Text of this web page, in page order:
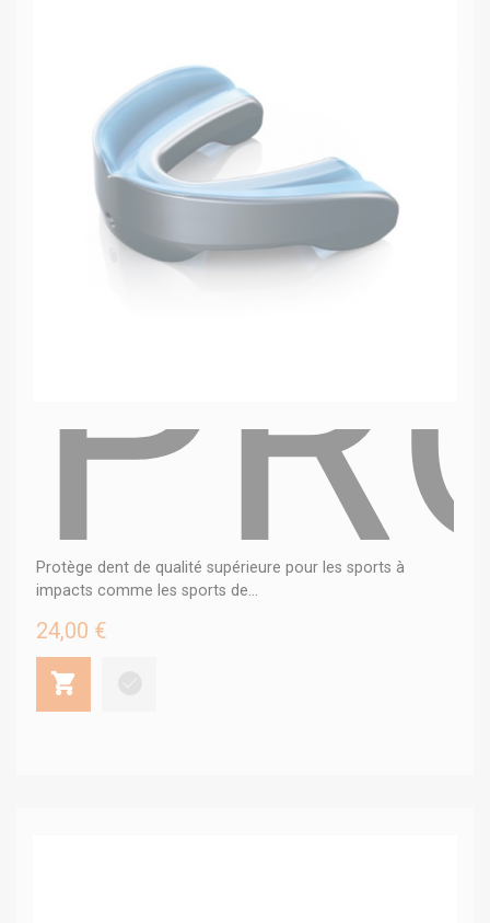
Protège dent de qualité supérieure pour les sports à
impacts comme les sports de...
24,00 €